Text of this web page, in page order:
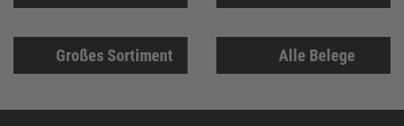
Großes Sortiment Alle Belege